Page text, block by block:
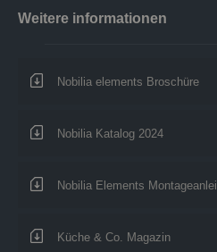
Weitere informationen
Nobilia elements Broschüre
Nobilia Katalog 2024
Nobilia Elements
Küche & Co. Magazin